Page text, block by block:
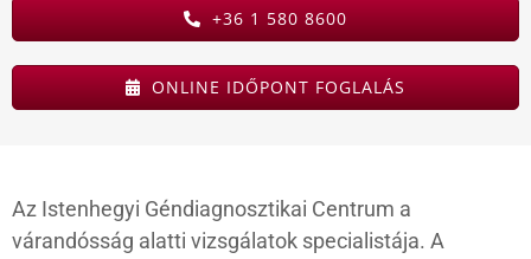
+36 1 580 8600
ONLINE IDŐPONT FOGLALÁS
Az Istenhegyi Géndiagnosztikai Centrum a
várandósság alatti vizsgálatok specialistája. A